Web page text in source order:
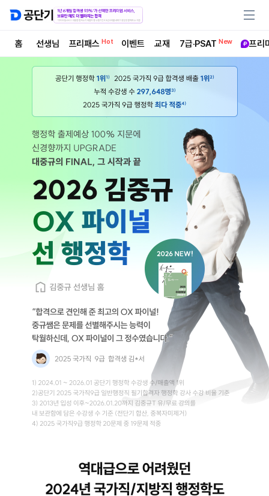
홈 선생님 프리패스 Hot 이벤트 교재 7급·PSAT New 프리